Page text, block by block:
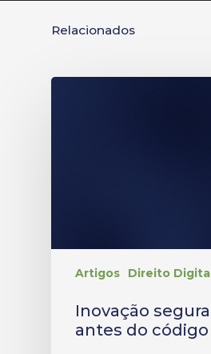
Relacionados
Artigos Direito
Inovação
antes do código